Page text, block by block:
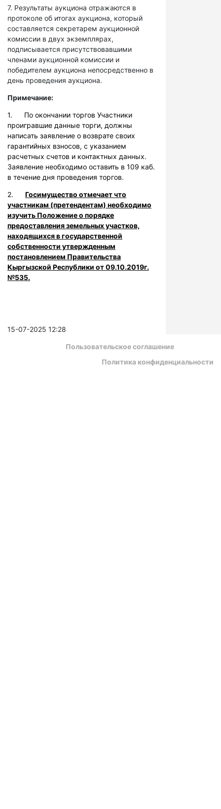
7. Результаты аукциона отражаются в
протоколе об итогах аукциона, который
составляется секретарем аукционной
комиссии в двух экземплярах,
подписывается присутствовавшими
членами аукционной комиссии и
победителем аукциона непосредственно в
день проведения аукциона.
Примечание:
1. По окончании торгов Участники
проигравшие данные торги, должны
написать заявление о возврате своих
гарантийных взносов, с указанием
расчетных счетов и контактных данных.
Заявление необходимо оставить в 109 каб.
в течение дня проведения торгов.
2. Госимущество отмечает что
участникам (претендентам) необходимо
изучить Положение о порядке
предоставления земельных участков,
находящихся в государственной
собственности утвержденным
постановлением Правительства
Кыргызской Республики от 09.10.2019г.
№535.
15-07-2025 12:28
Пользовательское соглашение
Политика конфиденциальности